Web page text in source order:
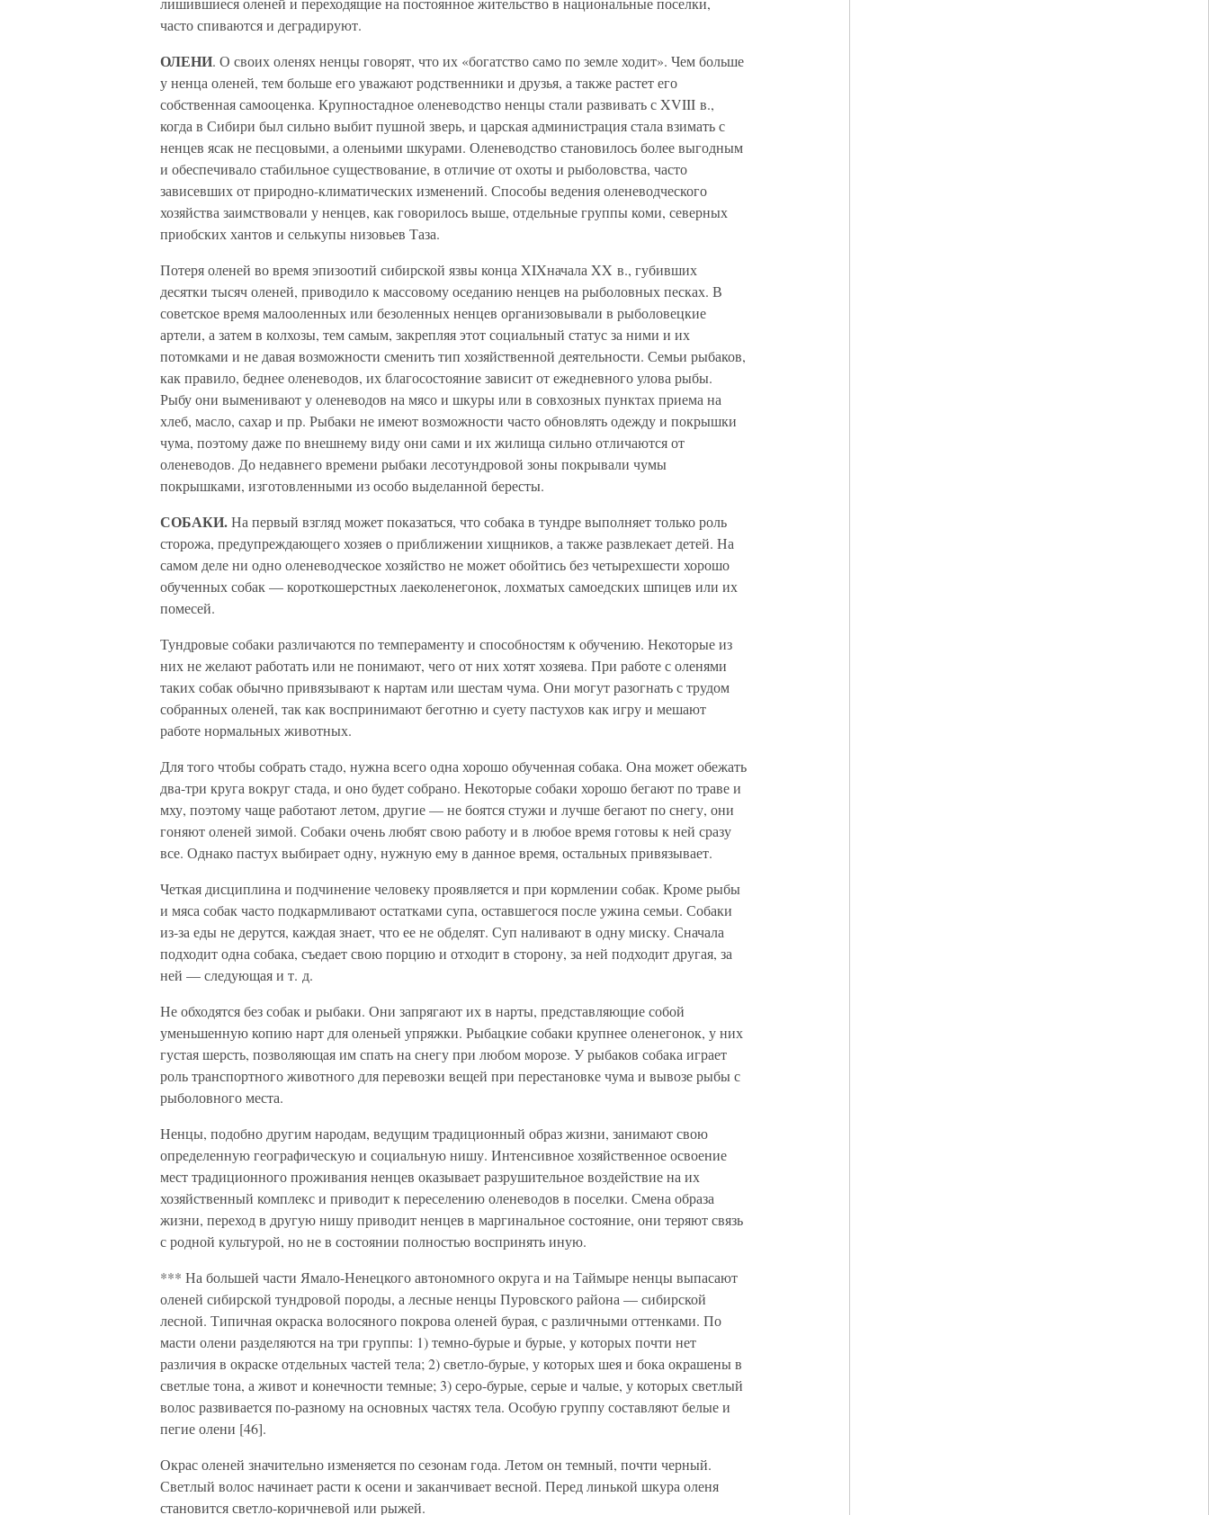
часто спиваются и деградируют.
ОЛЕНИ. О своих оленях ненцы говорят, что их «богатство само по земле ходит». Чем больше
у ненца оленей, тем больше его уважают родственники и друзья, а также растет его
собственная самооценка. Крупностадное оленеводство ненцы стали развивать с XVIII в.,
когда в Сибири был сильно выбит пушной зверь, и царская администрация стала взимать с
ненцев ясак не песцовыми, а оленьими шкурами. Оленеводство становилось более выгодным
и обеспечивало стабильное существование, в отличие от охоты и рыболовства, часто
зависевших от природно-климатических изменений. Способы ведения оленеводческого
хозяйства заимствовали у ненцев, как говорилось выше, отдельные группы коми, северных
приобских хантов и селькупы низовьев Таза.
Потеря оленей во время эпизоотий сибирской язвы конца XIXначала XX в., губивших
десятки тысяч оленей, приводило к массовому оседанию ненцев на рыболовных песках. В
советское время малооленных или безоленных ненцев организовывали в рыболовецкие
артели, а затем в колхозы, тем самым, закрепляя этот социальный статус за ними и их
потомками и не давая возможности сменить тип хозяйственной деятельности. Семьи рыбаков,
как правило, беднее оленеводов, их благосостояние зависит от ежедневного улова рыбы.
Рыбу они выменивают у оленеводов на мясо и шкуры или в совхозных пунктах приема на
хлеб, масло, сахар и пр. Рыбаки не имеют возможности часто обновлять одежду и покрышки
чума, поэтому даже по внешнему виду они сами и их жилища сильно отличаются от
оленеводов. До недавнего времени рыбаки лесотундровой зоны покрывали чумы
покрышками, изготовленными из особо выделанной бересты.
СОБАКИ.На первый взгляд может показаться, что собака в тундре выполняет только роль
сторожа, предупреждающего хозяев о приближении хищников, а также развлекает детей. На
самом деле ни одно оленеводческое хозяйство не может обойтись без четырехшести хорошо
обученных собак — короткошерстных лаеколенегонок, лохматых самоедских шпицев или их
помесей.
Тундровые собаки различаются по темпераменту и способностям к обучению. Некоторые из
них не желают работать или не понимают, чего от них хотят хозяева. При работе с оленями
таких собак обычно привязывают к нартам или шестам чума. Они могут разогнать с трудом
собранных оленей, так как воспринимают беготню и суету пастухов как игру и мешают
работе нормальных животных.
Для того чтобы собрать стадо, нужна всего одна хорошо обученная собака. Она может обежать
два-три круга вокруг стада, и оно будет собрано. Некоторые собаки хорошо бегают по траве и
мху, поэтому чаще работают летом, другие — не боятся стужи и лучше бегают по снегу, они
гоняют оленей зимой. Собаки очень любят свою работу и в любое время готовы к ней сразу
все. Однако пастух выбирает одну, нужную ему в данное время, остальных привязывает.
Четкая дисциплина и подчинение человеку проявляется и при кормлении собак. Кроме рыбы
и мяса собак часто подкармливают остатками супа, оставшегося после ужина семьи. Собаки
из-за еды не дерутся, каждая знает, что ее не обделят. Суп наливают в одну миску. Сначала
подходит одна собака, съедает свою порцию и отходит в сторону, за ней подходит другая, за
ней — следующая и т. д.
Не обходятся без собак и рыбаки. Они запрягают их в нарты, представляющие собой
уменьшенную копию нарт для оленьей упряжки. Рыбацкие собаки крупнее оленегонок, у них
густая шерсть, позволяющая им спать на снегу при любом морозе. У рыбаков собака играет
роль транспортного животного для перевозки вещей при перестановке чума и вывозе рыбы с
рыболовного места.
Ненцы, подобно другим народам, ведущим традиционный образ жизни, занимают свою
определенную географическую и социальную нишу. Интенсивное хозяйственное освоение
мест традиционного проживания ненцев оказывает разрушительное воздействие на их
хозяйственный комплекс и приводит к переселению оленеводов в поселки. Смена образа
жизни, переход в другую нишу приводит ненцев в маргинальное состояние, они теряют связь
с родной культурой, но не в состоянии полностью воспринять иную.
*** На большей части Ямало-Ненецкого автономного округа и на Таймыре ненцы выпасают
оленей сибирской тундровой породы, а лесные ненцы Пуровского района — сибирской
лесной. Типичная окраска волосяного покрова оленей бурая, с различными оттенками. По
масти олени разделяются на три группы: 1) темно-бурые и бурые, у которых почти нет
различия в окраске отдельных частей тела; 2) светло-бурые, у которых шея и бока окрашены в
светлые тона, а живот и конечности темные; 3) серо-бурые, серые и чалые, у которых светлый
волос развивается по-разному на основных частях тела. Особую группу составляют белые и
пегие олени [46].
Окрас оленей значительно изменяется по сезонам года. Летом он темный, почти черный.
Светлый волос начинает расти к осени и заканчивает весной. Перед линькой шкура оленя
становится светло-коричневой или рыжей.